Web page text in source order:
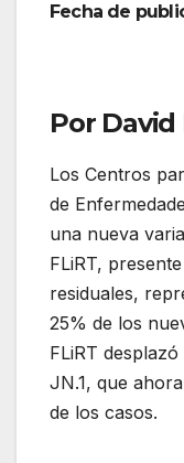
Fecha de
Por
Los Centros
de
una nueva
FLiRT,
residuales,
25% de los
FLiRT
JN.1, que
de los casos.